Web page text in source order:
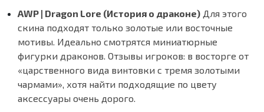
AWP | Dragon Lore (История о драконе) Для этого
скина подходят только золотые или восточные
мотивы. Идеально смотрятся миниатюрные
фигурки драконов. Отзывы игроков: в восторге от
«царственного вида винтовки с тремя золотыми
чармами», хотя найти подходящие по цвету
аксессуары очень дорого.